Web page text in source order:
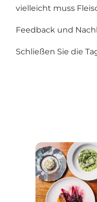
vielleicht muss
Feedback und
Schließen Sie die